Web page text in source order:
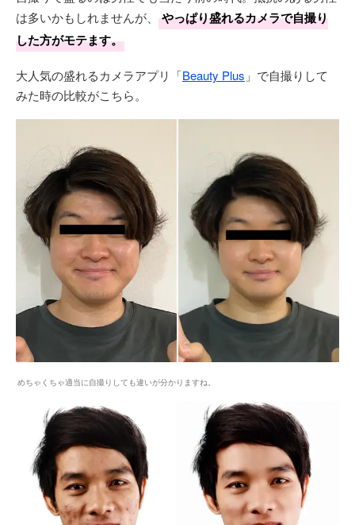
は多いかもしれませんが、
やっぱり盛れるカメラで自撮り
した方がモテます。
大人気の盛れるカメラアプリ「Beauty Plus 」で自撮りして
みた時の比較がこちら。
めちゃくちゃ適当に自撮りしても違いが分かりますね。